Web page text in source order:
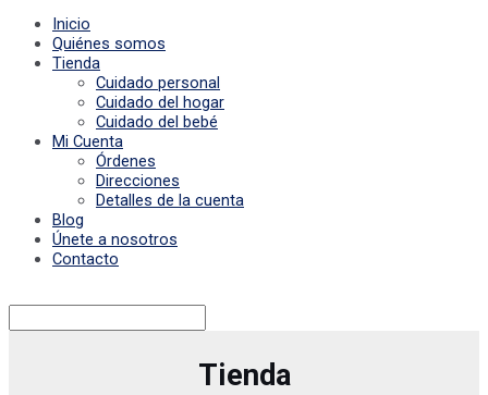
Inicio
Quiénes somos
Tienda
Cuidado personal
Cuidado del hogar
Cuidado del bebé
Mi Cuenta
Órdenes
Direcciones
Detalles de la cuenta
Blog
Únete a nosotros
Contacto
Tienda